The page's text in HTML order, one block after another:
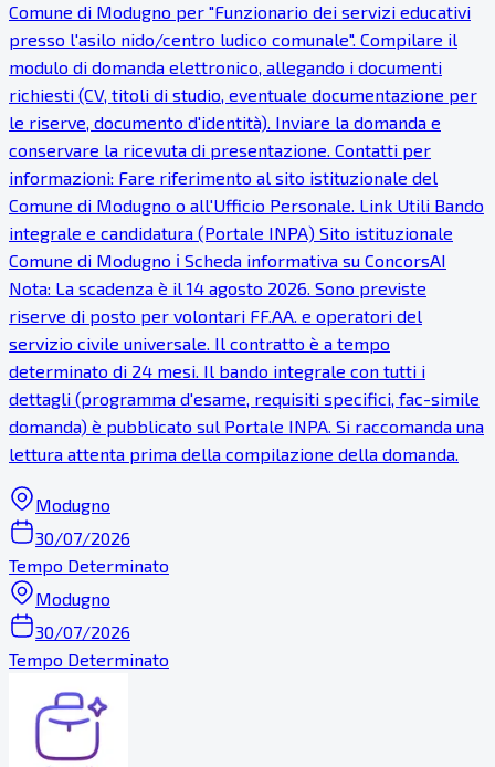
Comune di Modugno per "Funzionario dei servizi educativi
presso l'asilo nido/centro ludico comunale". Compilare il
modulo di domanda elettronico, allegando i documenti
richiesti (CV, titoli di studio, eventuale documentazione per
le riserve, documento d'identità). Inviare la domanda e
conservare la ricevuta di presentazione. Contatti per
informazioni: Fare riferimento al sito istituzionale del
Comune di Modugno o all'Ufficio Personale. Link Utili Bando
integrale e candidatura (Portale INPA) Sito istituzionale
Comune di Modugno ℹ Scheda informativa su ConcorsAI
Nota: La scadenza è il 14 agosto 2026. Sono previste
riserve di posto per volontari FF.AA. e operatori del
servizio civile universale. Il contratto è a tempo
determinato di 24 mesi. Il bando integrale con tutti i
dettagli (programma d'esame, requisiti specifici, fac-simile
domanda) è pubblicato sul Portale INPA. Si raccomanda una
lettura attenta prima della compilazione della domanda.
Modugno
30/07/2026
Tempo Determinato
Modugno
30/07/2026
Tempo Determinato